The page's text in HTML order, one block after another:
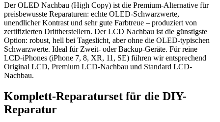
Der OLED Nachbau (High Copy) ist die Premium-Alternative für
preisbewusste Reparaturen: echte OLED-Schwarzwerte,
unendlicher Kontrast und sehr gute Farbtreue – produziert von
zertifizierten Drittherstellern. Der LCD Nachbau ist die günstigste
Option: robust, hell bei Tageslicht, aber ohne die OLED-typischen
Schwarzwerte. Ideal für Zweit- oder Backup-Geräte. Für reine
LCD-iPhones (iPhone 7, 8, XR, 11, SE) führen wir entsprechend
Original LCD, Premium LCD-Nachbau und Standard LCD-
Nachbau.
Komplett-Reparaturset für die DIY-
Reparatur